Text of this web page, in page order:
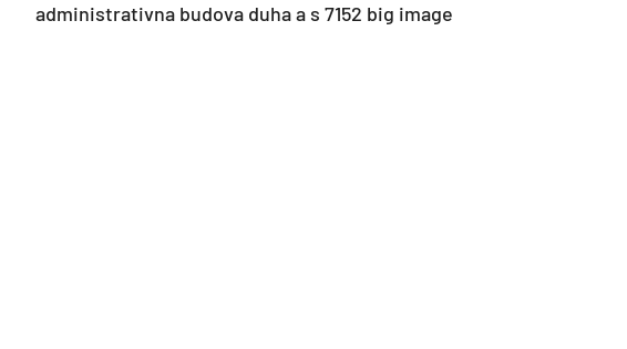
administrativna budova duha a s 7152 big image